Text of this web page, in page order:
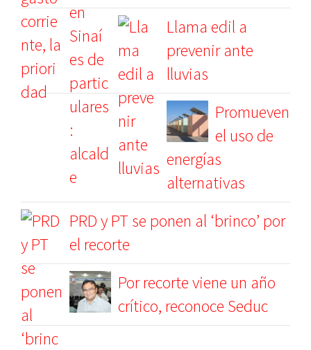
Llama edil a
prevenir ante
lluvias
Promueven
el uso de
energías
alternativas
PRD y PT se ponen al ‘brinco’ por
el recorte
Por recorte viene un año
crítico, reconoce Seduc